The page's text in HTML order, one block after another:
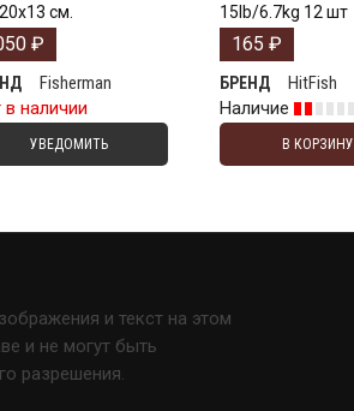
см.
₽
Fisherman
в наличии
УВЕДОМИТЬ
15lb/6.7kg 12 шт
165 ₽
БРЕНД
HitFish
Наличие
В КОРЗИНУ
и текст на этом
и не могут быть
разрешения.